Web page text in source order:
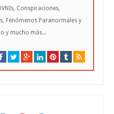
Conspiraciones,
Fenómenos Paranormales y
y mucho más...